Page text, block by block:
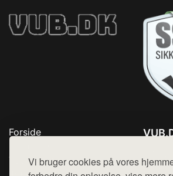
Vi bruger cookies på vores
Forside
Top Rabatter